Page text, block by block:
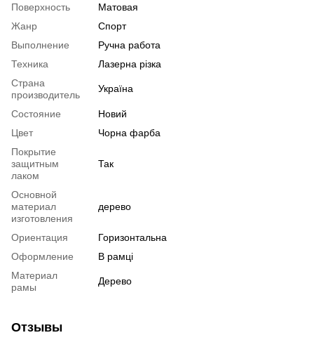
Поверхность
Матовая
Жанр
Спорт
Выполнение
Ручна работа
Техника
Лазерна різка
Страна
производитель
Україна
Состояние
Новий
Цвет
Чорна фарба
Покрытие
защитным
лаком
Так
Основной
материал
изготовления
дерево
Ориентация
Горизонтальна
Оформление
В рамці
Материал
рамы
Дерево
Отзывы